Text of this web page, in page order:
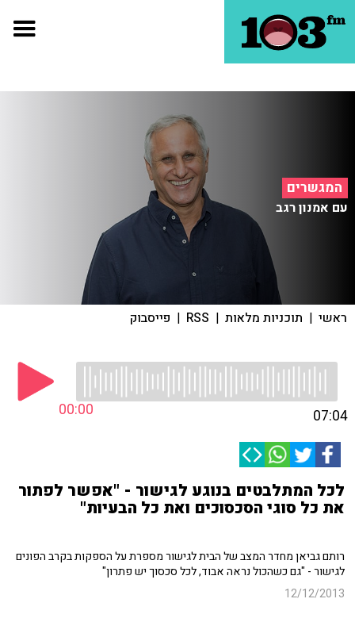
המגשרים
עם אמנון רגב
ראשי | תוכניות מלאות |
RSS
| פייסבוק
00:00 07:04
לכל המתלבטים בנוגע לגישור - "אפשר לפתור
את כל סוגי הסכסוכים ואת כל הבעיות"
רותם גביאן מחדר המצב של הבית לגישור מספרת על הספקות בקרב הפונים
לגישור - "גם כשהכול נראה אבוד, לכל סכסוך יש פתרון"
12/12/2013